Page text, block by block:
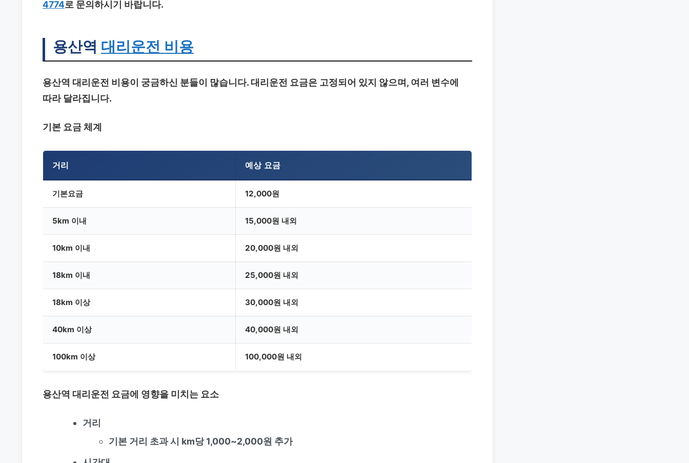
4774로 문의하시기 바랍니다.
용산역 대리운전 비용
용산역 대리운전 비용이 궁금하신 분들이 많습니다. 대리운전 요금은 고정되어 있지 않으며, 여러 변수에
따라 달라집니다.
기본 요금 체계
거리 예상 요금
기본요금 12,000원
5km 이내 15,000원 내외
10km 이내 20,000원 내외
18km 이내 25,000원 내외
18km 이상 30,000원 내외
40km 이상 40,000원 내외
100km 이상 100,000원 내외
용산역 대리운전 요금에 영향을 미치는 요소
거리
기본 거리 초과 시 km당 1,000~2,000원 추가